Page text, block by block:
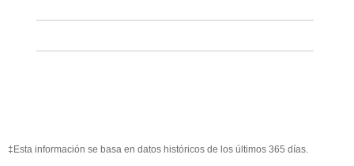
‡Esta información se basa en datos históricos de los últimos 365 días.